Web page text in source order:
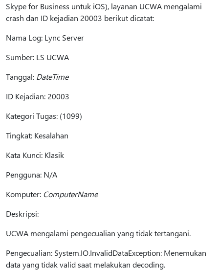
Skype for Business untuk iOS), layanan UCWA mengalami
crash dan ID kejadian 20003 berikut dicatat:
Nama Log: Lync Server
Sumber: LS UCWA
Tanggal: DateTime
ID Kejadian: 20003
Kategori Tugas: (1099)
Tingkat: Kesalahan
Kata Kunci: Klasik
Pengguna: N/A
Komputer: ComputerName
Deskripsi:
UCWA mengalami pengecualian yang tidak tertangani.
Pengecualian: System.IO.InvalidDataException: Menemukan
data yang tidak valid saat melakukan decoding.